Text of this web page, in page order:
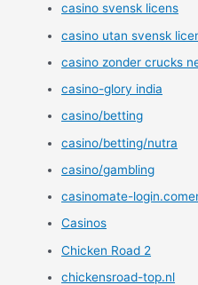
casino svensk licens
casino utan svensk
casino zonder crucks
casino-glory india
casino/betting
casino/betting/nutra
casino/gambling
casinomate-
Casinos
Chicken Road 2
chickensroad-top.nl